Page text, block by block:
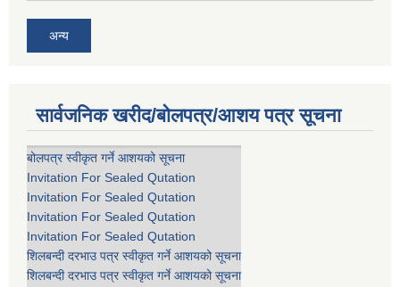
अन्य
सार्वजनिक खरीद/बोलपत्र/आशय पत्र सूचना
बोलपत्र स्वीकृत गर्ने आशयको सूचना
Invitation For Sealed Qutation
Invitation For Sealed Qutation
Invitation For Sealed Qutation
Invitation For Sealed Qutation
शिलबन्दी दरभाउ पत्र स्वीकृत गर्ने आशयको सूचना
शिलबन्दी दरभाउ पत्र स्वीकृत गर्ने आशयको सूचना